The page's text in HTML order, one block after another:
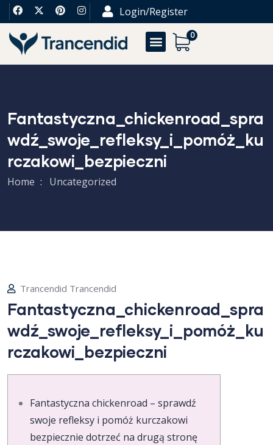
Login/Register
0
Fantastyczna_chickenroad_spra
Wdź_swoje_refleksy_i_pomóż_ku
Rczakowi_bezpieczni
Home Uncategorized
Trancendid Trancendid
Fantastyczna_chickenroad_spra
wdź_swoje_refleksy_i_pomóż_ku
rczakowi_bezpieczni
Fantastyczna chickenroad – sprawdź
swoje refleksy i pomóż kurczakowi
bezpiecznie dotrzeć na drugą stronę